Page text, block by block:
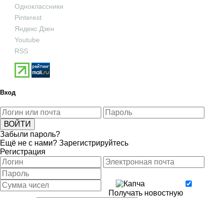
Одноклассники
Pinterest
Яндекс Дзен
Youtube
RSS
Вход
Забыли пароль?
Ещё не с нами? Зарегистрируйтесь
Регистрация
Получать новостную